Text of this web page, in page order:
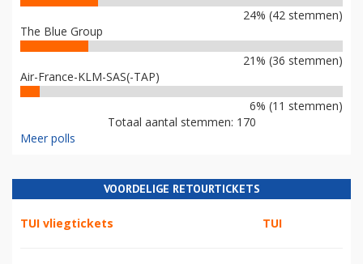
24% (42 stemmen)
The Blue Group
21% (36 stemmen)
Air-France-KLM-SAS(-TAP)
6% (11 stemmen)
Totaal aantal stemmen: 170
Meer polls
VOORDELIGE RETOURTICKETS
TUI vliegtickets TUI